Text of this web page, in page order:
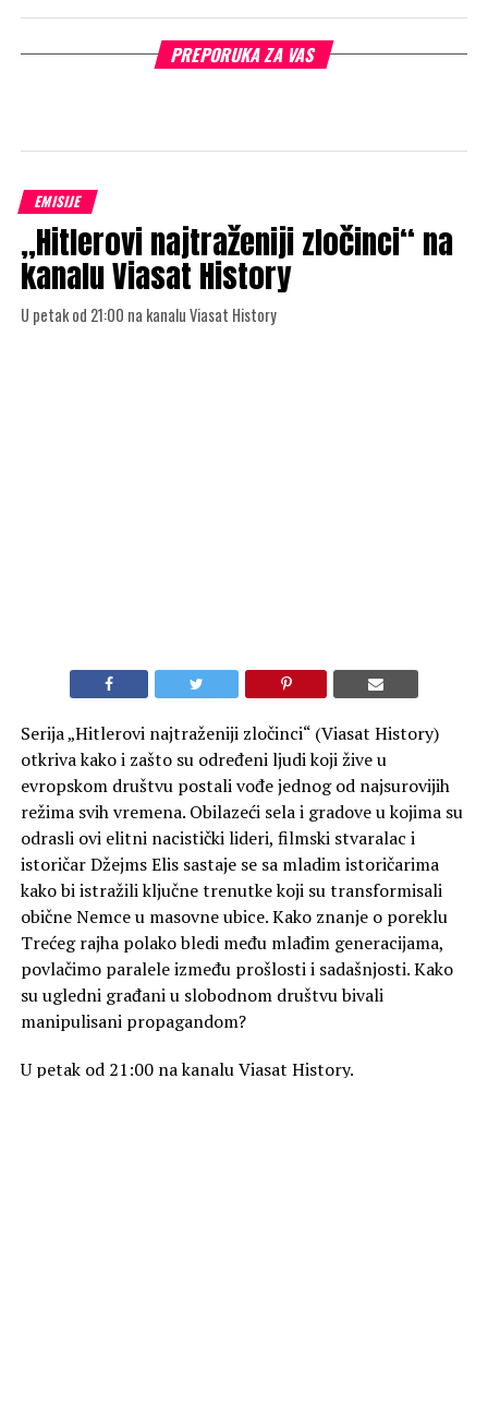
PREPORUKA ZA VAS
EMISIJE
„Hitlerovi najtraženiji zločinci“ na
kanalu Viasat History
U petak od 21:00 na kanalu Viasat History
Serija „Hitlerovi najtraženiji zločinci“ (Viasat History)
otkriva kako i zašto su određeni ljudi koji žive u
evropskom društvu postali vođe jednog od najsurovijih
režima svih vremena. Obilazeći sela i gradove u kojima su
odrasli ovi elitni nacistički lideri, filmski stvaralac i
istoričar Džejms Elis sastaje se sa mladim istoričarima
kako bi istražili ključne trenutke koji su transformisali
obične Nemce u masovne ubice. Kako znanje o poreklu
Trećeg rajha polako bledi među mlađim generacijama,
povlačimo paralele između prošlosti i sadašnjosti. Kako
su ugledni građani u slobodnom društvu bivali
manipulisani propagandom?
U petak od 21:00 na kanalu Viasat History.